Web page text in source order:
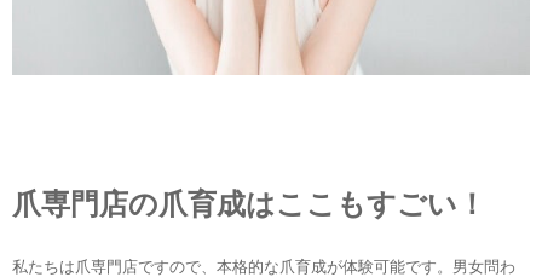
爪専門店の爪育成はここもすごい！
私たちは爪専門店ですので、本格的な爪育成が体験可能です。男女問わ